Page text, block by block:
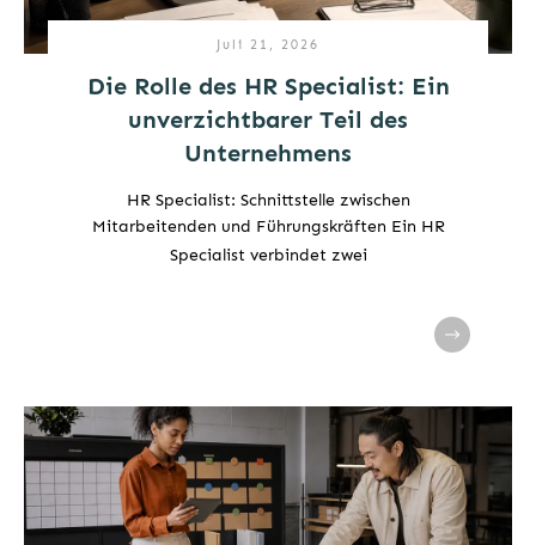
Juli 21, 2026
Die Rolle des HR Specialist: Ein
unverzichtbarer Teil des
Unternehmens
HR Specialist: Schnittstelle zwischen
Mitarbeitenden und Führungskräften Ein HR
Specialist verbindet zwei